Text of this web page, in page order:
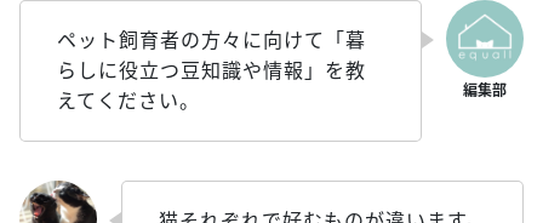
ペット飼育者の方々に向けて「暮
らしに役立つ豆知識や情報」を教
えてください。